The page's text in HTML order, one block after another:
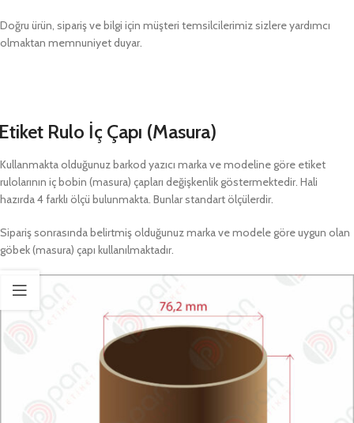
Doğru ürün, sipariş ve bilgi için müşteri temsilcilerimiz sizlere yardımcı
olmaktan memnuniyet duyar.
Rulo İç Çapı (Masura)
Kullanmakta olduğunuz barkod yazıcı marka ve modeline göre etiket
rulolarının iç bobin (masura) çapları değişkenlik göstermektedir. Hali
hazırda 4 farklı ölçü bulunmakta. Bunlar standart ölçülerdir.
Sipariş sonrasında belirtmiş olduğunuz marka ve modele göre uygun olan
göbek (masura) çapı kullanılmaktadır.